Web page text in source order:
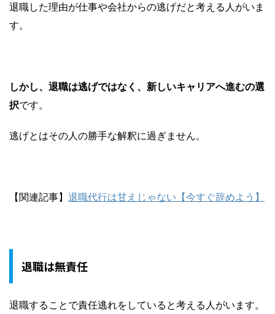
退職した理由が仕事や会社からの逃げだと考える人がいま
す。
しかし、退職は逃げではなく、新しいキャリアへ進むの選
択です。
逃げとはその人の勝手な解釈に過ぎません。
【関連記事】 退職代行は甘えじゃない【今すぐ辞めよう】
退職は無責任
退職することで責任逃れをしていると考える人がいます。